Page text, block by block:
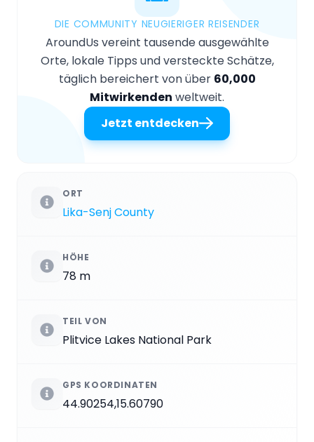
DIE COMMUNITY NEUGIERIGER REISENDER
AroundUs vereint tausende ausgewählte
Orte, lokale Tipps und versteckte Schätze,
täglich bereichert von über 60,000
Mitwirkenden weltweit.
Jetzt entdecken
ORT
Lika-Senj County
HÖHE
78 m
TEIL VON
Plitvice Lakes National Park
GPS KOORDINATEN
44.90254,15.60790